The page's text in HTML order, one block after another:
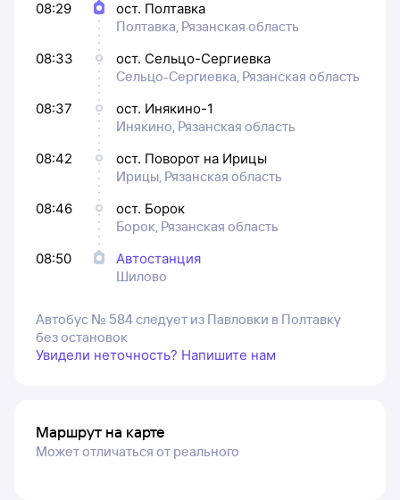
08:29
ост. Полтавка
Полтавка, Рязанская область
08:33
ост. Сельцо-Сергиевка
Сельцо-Сергиевка, Рязанская область
08:37
ост. Инякино-1
Инякино, Рязанская область
08:42
ост. Поворот на Ирицы
Ирицы, Рязанская область
08:46
ост. Борок
Борок, Рязанская область
08:50
Автостанция
Шилово
Автобус № 584 следует из Павловки в Полтавку
без остановок
Увидели неточность? Напишите нам
Маршрут на карте
Может отличаться от реального